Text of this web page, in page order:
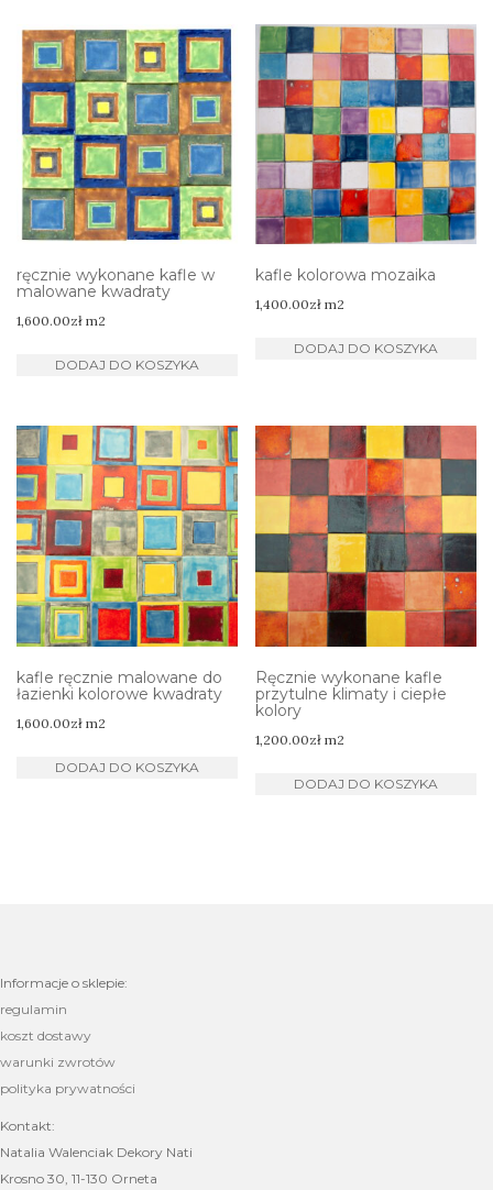
ręcznie wykonane kafle w
malowane kwadraty
1,600.00zł m2
DODAJ DO KOSZYKA
kafle kolorowa mozaika
1,400.00zł m2
DODAJ DO KOSZYKA
kafle ręcznie malowane do
łazienki kolorowe kwadraty
1,600.00zł m2
DODAJ DO KOSZYKA
Ręcznie wykonane kafle
przytulne klimaty i ciepłe
kolory
1,200.00zł m2
DODAJ DO KOSZYKA
Informacje o sklepie:
regulamin
koszt dostawy
warunki zwrotów
polityka prywatności
Kontakt:
Natalia Walenciak Dekory Nati
Krosno 30, 11-130 Orneta